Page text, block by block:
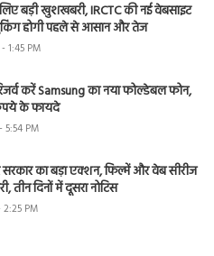
लिए बड़ी खुशखबरी, IRCTC की नई वेबसाइट
होगी पहले से आसान और तेज
1:45 PM
करें Samsung का नया फोल्डेबल फोन,
के फायदे
5:54 PM
का बड़ा एक्शन, फिल्में और वेब सीरीज
तीन दिनों में दूसरा नोटिस
PM